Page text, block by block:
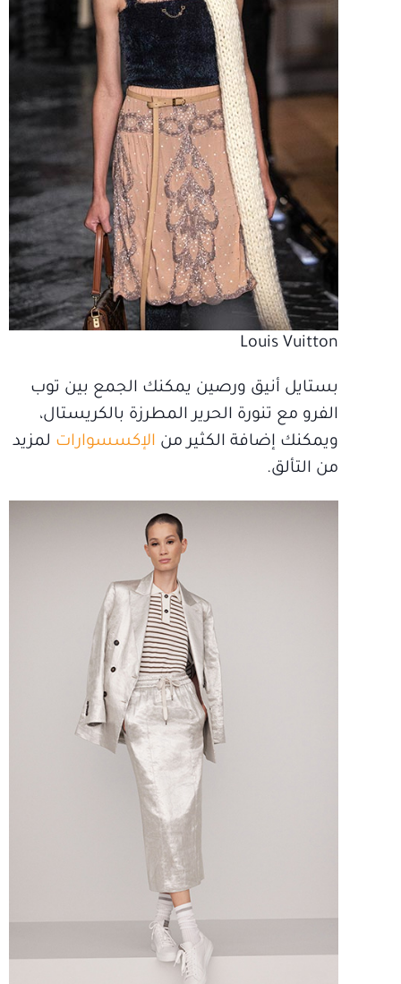
Louis Vuitton
بستايل أنيق ورصين يمكنك الجمع بين توب
الفرو مع تنورة الحرير المطرزة بالكريستال،
ويمكنك إضافة الكثير من الإكسسوارات لمزيد
من التألق.